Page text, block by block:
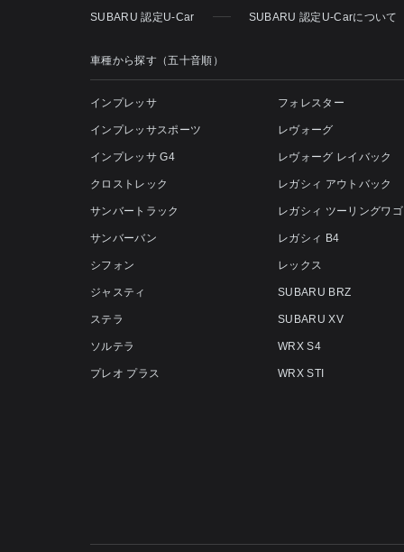
SUBARU 認定U-Car SUBARU 認定U-Carについて
車種から探す（五十音順）
インプレッサ
インプレッサスポーツ
インプレッサ G4
クロストレック
サンバートラック
サンバーバン
シフォン
ジャスティ
ステラ
ソルテラ
プレオ プラス
フォレスター
レヴォーグ
レヴォーグ レイバック
レガシィ アウトバック
レガシィ ツーリングワ
レガシィ B4
レックス
SUBARU BRZ
SUBARU XV
WRX S4
WRX STI